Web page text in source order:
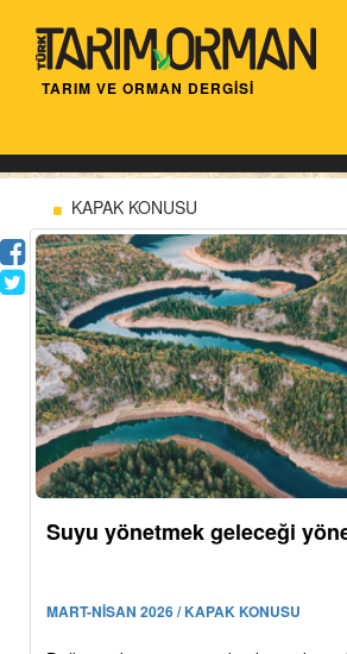
TARIM VE ORMAN DERGİSİ
KAPAK KONUSU
Suyu yönetmek geleceği
MART-NİSAN 2026 / KAPAK KONUSU